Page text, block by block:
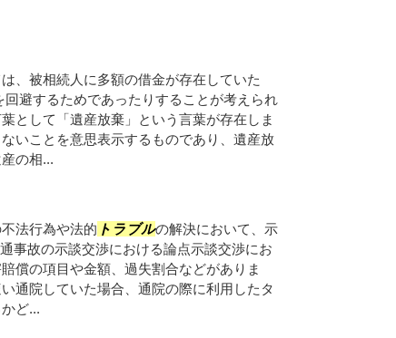
、被相続人に多額の借金が存在していた
回避するためであったりすることが考えられ
として「遺産放棄」という言葉が存在しま
いことを意思表示するものであり、遺産放
の相...
法行為や法的 トラブルの解決において、示
事故の示談交渉における論点示談交渉にお
償の項目や金額、過失割合などがありま
通院していた場合、通院の際に利用したタ
ど...